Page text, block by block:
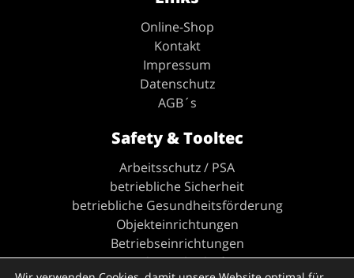
Online-Shop
Kontakt
Impressum
Datenschutz
AGB´s
Safety & Tooltec
Arbeitsschutz / PSA
betriebliche Sicherheit
betriebliche Gesundheitsförderung
Objekteinrichtungen
Betriebseinrichtungen
Industriebedarf